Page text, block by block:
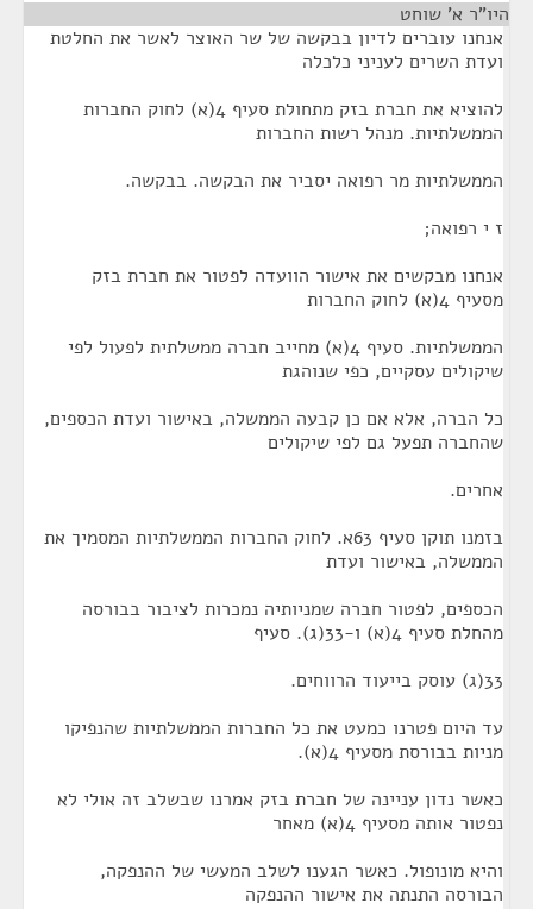
היו"ר א' שוחט
אנחנו עוברים לדיון בבקשה של שר האוצר לאשר את החלטת
ועדת השרים לעניני כלכלה
להוציא את חברת בזק מתחולת סעיף 4(א) לחוק החברות
הממשלתיות. מנהל רשות החברות
הממשלתיות מר רפואה יסביר את הבקשה. בבקשה.
ז י רפואה;
אנחנו מבקשים את אישור הוועדה לפטור את חברת בזק
מסעיף 4(א) לחוק החברות
הממשלתיות. סעיף 4(א) מחייב חברה ממשלתית לפעול לפי
שיקולים עסקיים, כפי שנוהגת
כל הברה, אלא אם כן קבעה הממשלה, באישור ועדת הכספים,
שהחברה תפעל גם לפי שיקולים
אחרים.
בזמנו תוקן סעיף 63א. לחוק החברות הממשלתיות המסמיך את
הממשלה, באישור ועדת
הכספים, לפטור חברה שמניותיה נמכרות לציבור בבורסה
מהחלת סעיף 4(א) ו-33(ג). סעיף
33(ג) עוסק בייעוד הרווחים.
עד היום פטרנו כמעט את כל החברות הממשלתיות שהנפיקו
מניות בבורסת מסעיף 4(א).
כאשר נדון עניינה של חברת בזק אמרנו שבשלב זה אולי לא
נפטור אותה מסעיף 4(א) מאחר
והיא מונופול. כאשר הגענו לשלב המעשי של ההנפקה,
הבורסה התנתה את אישור ההנפקה